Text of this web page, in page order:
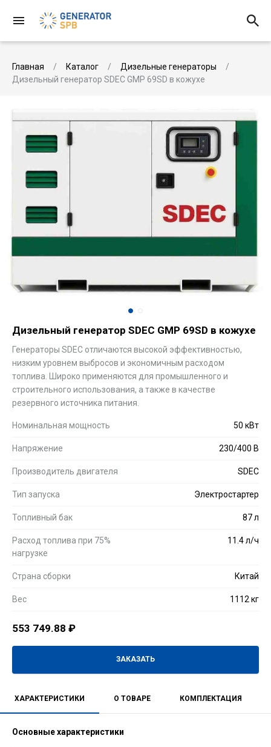
Главная Каталог
Дизельные генераторы
Дизельный генератор SDEC GMP 69SD в кожухе
Дизельный генератор SDEC GMP 69SD в кожухе
Генераторы SDEC отличаются высокой эффективностью,
низким уровнем выбросов и экономичным расходом
топлива. Широко применяются для промышленного и
строительного использования, а также в качестве
резервного источника питания.
Номинальная мощность 50 кВт
Напряжение 230/400 В
Производитель двигателя SDEC
Тип запуска Электростартер
Топливный бак 87 л
Расход топлива при 75%
нагрузке
11.4 л/ч
Страна сборки Китай
Вес 1112 кг
553 749.88 ₽
ЗАКАЗАТЬ
ХАРАКТЕРИСТИКИ О ТОВАРЕ КОМПЛЕКТАЦИЯ
Основные характеристики